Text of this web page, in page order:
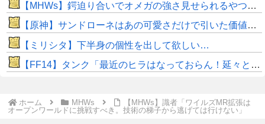
【MHWs】鍔迫り合いでオメガの強さ見せられるやつ一番すき
【原神】サンドローネはあの可愛さだけで引いた価値ある！
【ミリシタ】下半身の個性を出して欲しい…
【FF14】タンク「最近のヒラはなっておらん！延々と攻撃しおって回復が遅いんじゃ！」←これって本当なのか？
ホーム MHWs
【MHWs】識者「ワイルズMR拡張は
オープンワールドに挑戦すべき。技術の梯子から逃げては行けない」